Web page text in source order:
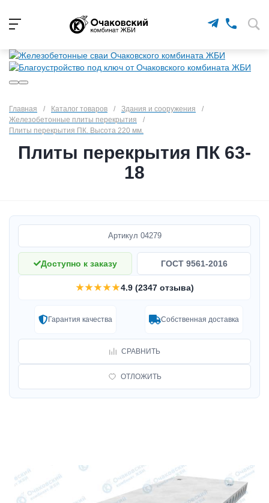
Главная / Каталог товаров / Здания и сооружения
/
Железобетонные плиты перекрытия
/
Плиты перекрытия ПК. Высота 220 мм.
Плиты перекрытия ПК 63-
18
Артикул 04279
Доступно к заказу ГОСТ 9561-2016
★★★★★4.9 (2347 отзыва)
Гарантия качества Собственная доставка
СРАВНИТЬ
ОТЛОЖИТЬ